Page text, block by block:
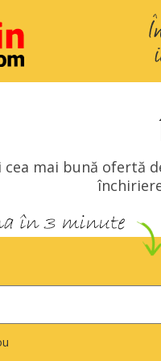
mai bună ofertă